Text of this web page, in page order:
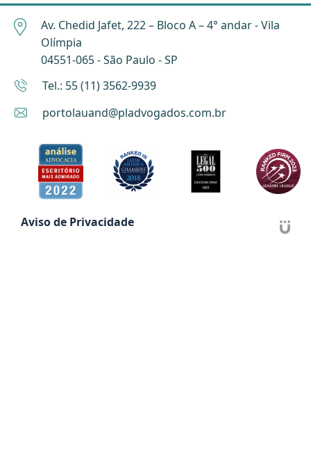
Av. Chedid Jafet, 222 – Bloco A – 4° andar - Vila
Olímpia
04551-065 - São Paulo - SP
Tel.: 55 (11) 3562-9939
portolauand@pladvogados.com.br
Aviso de Privacidade